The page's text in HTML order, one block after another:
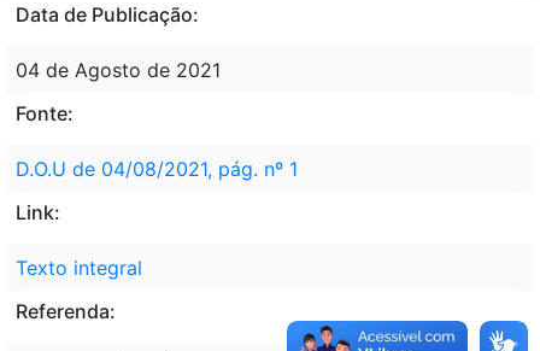
Data de Publicação:
04 de Agosto de 2021
Fonte:
D.O.U de 04/08/2021, pág. nº 1
Link:
Texto integral
Referenda: